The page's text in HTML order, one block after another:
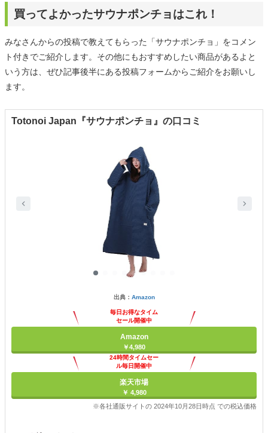
買ってよかったサウナポンチョはこれ！
みなさんからの投稿で教えてもらった「サウナポンチョ」をコメン
ト付きでご紹介します。その他にもおすすめしたい商品があるよと
いう方は、ぜひ記事後半にある投稿フォームからご紹介をお願いし
ます。
Totonoi Japan『サウナポンチョ』の口コミ
出典： Amazon
毎日お得なタイム
セール開催中
Amazon
￥4,980
24時間タイムセー
ル毎日開催中
楽天市場
￥ 4,980
※各社通販サイトの 2024年10月28日時点 での税込価格